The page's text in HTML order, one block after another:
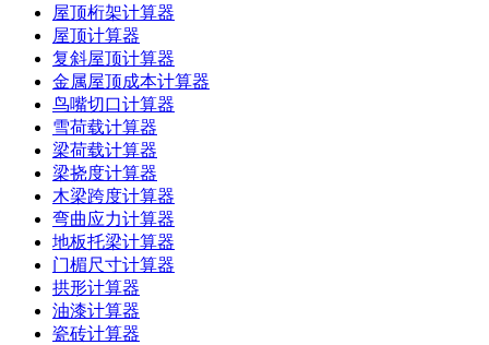
屋顶桁架计算器
屋顶计算器
复斜屋顶计算器
金属屋顶成本计算器
鸟嘴切口计算器
雪荷载计算器
梁荷载计算器
梁挠度计算器
木梁跨度计算器
弯曲应力计算器
地板托梁计算器
门楣尺寸计算器
拱形计算器
油漆计算器
瓷砖计算器